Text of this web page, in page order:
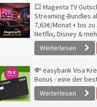
💥 Magenta TV
Streaming-Bundles
7,63€/Monat + bis zu
Netflix, Disney &
Weiterlesen
💸 easybank Visa
Bonus - eine der
Weiterlesen